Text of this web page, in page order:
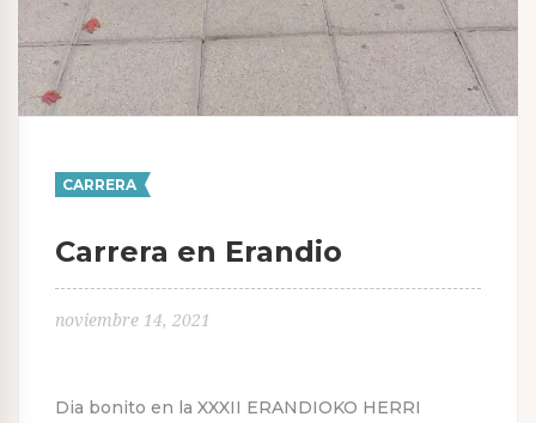
CARRERA
Carrera en Erandio
noviembre 14, 2021
Dia bonito en la XXXII ERANDIOKO HERRI